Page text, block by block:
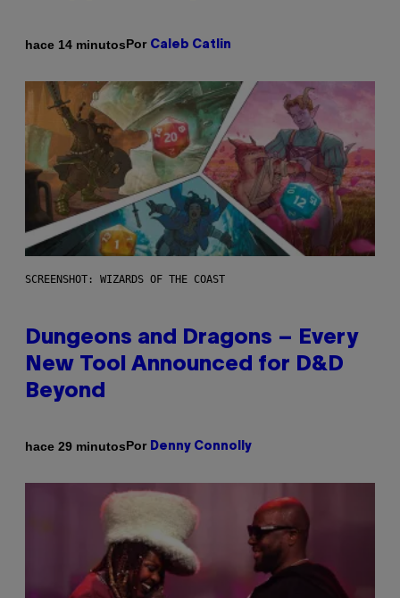
hace 14 minutosPor Caleb Catlin
SCREENSHOT: WIZARDS OF THE COAST
Dungeons and Dragons – Every
New Tool Announced for D&D
Beyond
hace 29 minutosPor Denny Connolly